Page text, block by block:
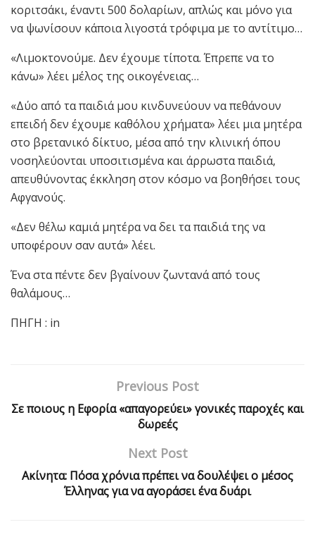
κοριτσάκι, έναντι 500 δολαρίων, απλώς και μόνο για
να ψωνίσουν κάποια λιγοστά τρόφιμα με το αντίτιμο…
«Λιμοκτονούμε. Δεν έχουμε τίποτα. Έπρεπε να το
κάνω» λέει μέλος της οικογένειας…
«Δύο από τα παιδιά μου κινδυνεύουν να πεθάνουν
επειδή δεν έχουμε καθόλου χρήματα» λέει μια μητέρα
στο βρετανικό δίκτυο, μέσα από την κλινική όπου
νοσηλεύονται υποσιτισμένα και άρρωστα παιδιά,
απευθύνοντας έκκληση στον κόσμο να βοηθήσει τους
Αφγανούς.
«Δεν θέλω καμιά μητέρα να δει τα παιδιά της να
υποφέρουν σαν αυτά» λέει.
Ένα στα πέντε δεν βγαίνουν ζωντανά από τους
θαλάμους…
ΠΗΓΗ : in
Previous Post
Σε ποιους η Εφορία «απαγορεύει» γονικές παροχές και
δωρεές
Next Post
Ακίνητα: Πόσα χρόνια πρέπει να δουλέψει ο μέσος
Έλληνας για να αγοράσει ένα δυάρι